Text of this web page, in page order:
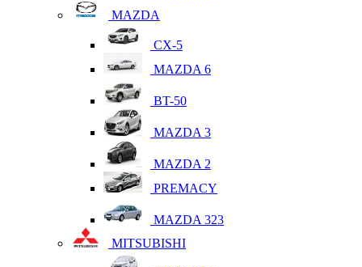
MAZDA
CX-5
MAZDA 6
BT-50
MAZDA 3
MAZDA 2
PREMACY
MAZDA 323
MITSUBISHI